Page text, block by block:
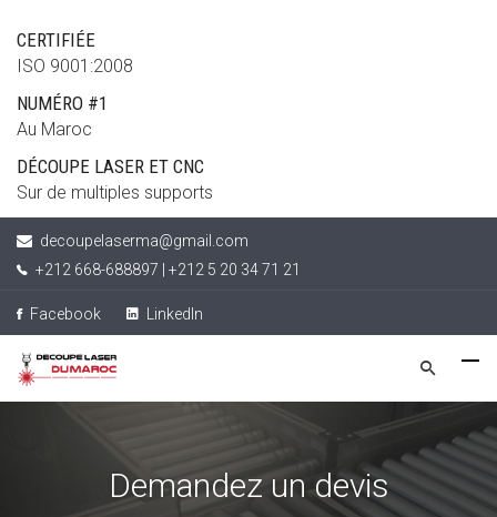
CERTIFIÉE
ISO 9001:2008
NUMÉRO #1
Au Maroc
DÉCOUPE LASER ET CNC
Sur de multiples supports
decoupelaserma@gmail.com
+212 668-688897 | +212 5 20 34 71 21
Facebook LinkedIn
Demandez un devis